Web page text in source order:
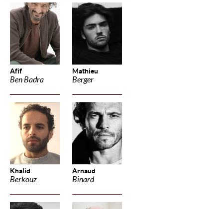
Afif
Ben Badra
Mathieu
Berger
Khalid
Berkouz
Arnaud
Binard